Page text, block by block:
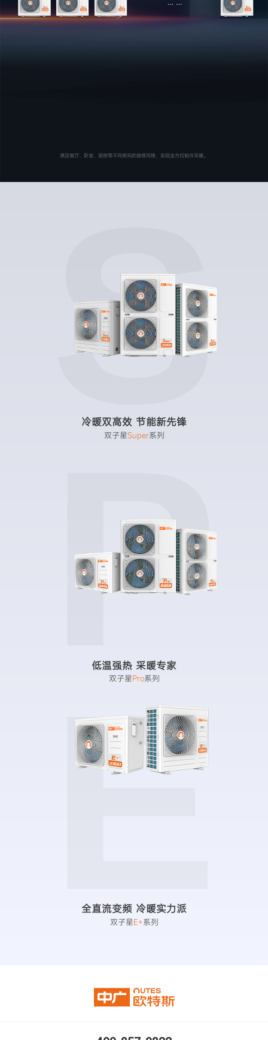
满足客厅、卧室、厨房等不同房间的装修风格，实现全方位制冷采暖。
S
冷暖双高效 节能新先锋
双子星Super系列
P
低温强热 采暖专家
双子星Pro系列
E
全直流变频 冷暖实力派
双子星E+系列